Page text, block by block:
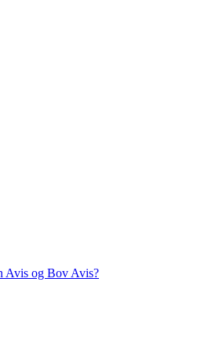
Avis og Bov Avis?